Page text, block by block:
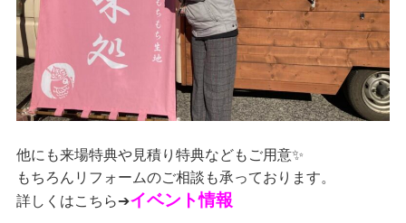
他にも来場特典や見積り特典などもご用意✨
もちろんリフォームのご相談も承っております。
詳しくはこちら➔イベント情報